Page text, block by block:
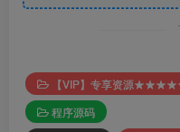
【VIP】专享资源
程序源码